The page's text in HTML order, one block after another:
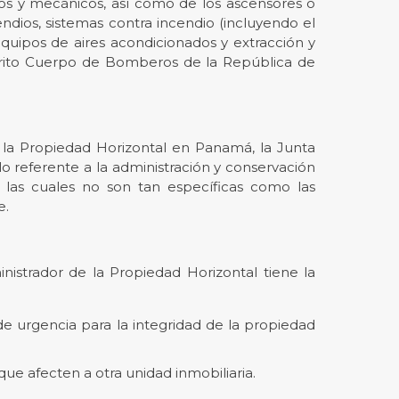
sistemas contra incendio (incluyendo el
de aires acondicionados y extracción y
Cuerpo de Bomberos de la República de
Propiedad Horizontal en Panamá, la Junta
referente a la administración y conservación
cuales no son tan específicas como las
de la Propiedad Horizontal tiene la
urgencia para la integridad de la propiedad
afecten a otra unidad inmobiliaria.